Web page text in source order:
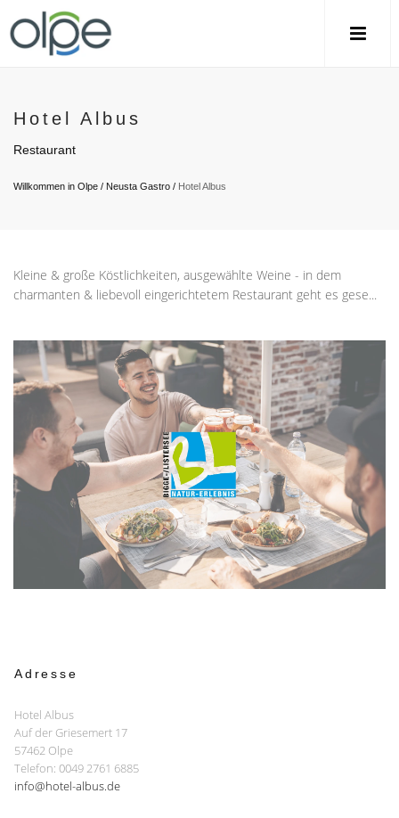
Hotel Albus
Restaurant
Willkommen in Olpe / Neusta Gastro / Hotel Albus
Kleine & große Köstlichkeiten, ausgewählte Weine - in dem
charmanten & liebevoll eingerichtetem Restaurant geht es gese...
Adresse
Hotel Albus
Auf der Griesemert 17
57462 Olpe
Telefon: 0049 2761 6885
info@hotel-albus.de